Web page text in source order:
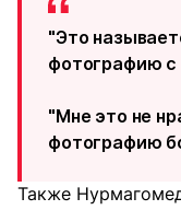
"Это
фотографию с
"Мне это не
фотографию
Также